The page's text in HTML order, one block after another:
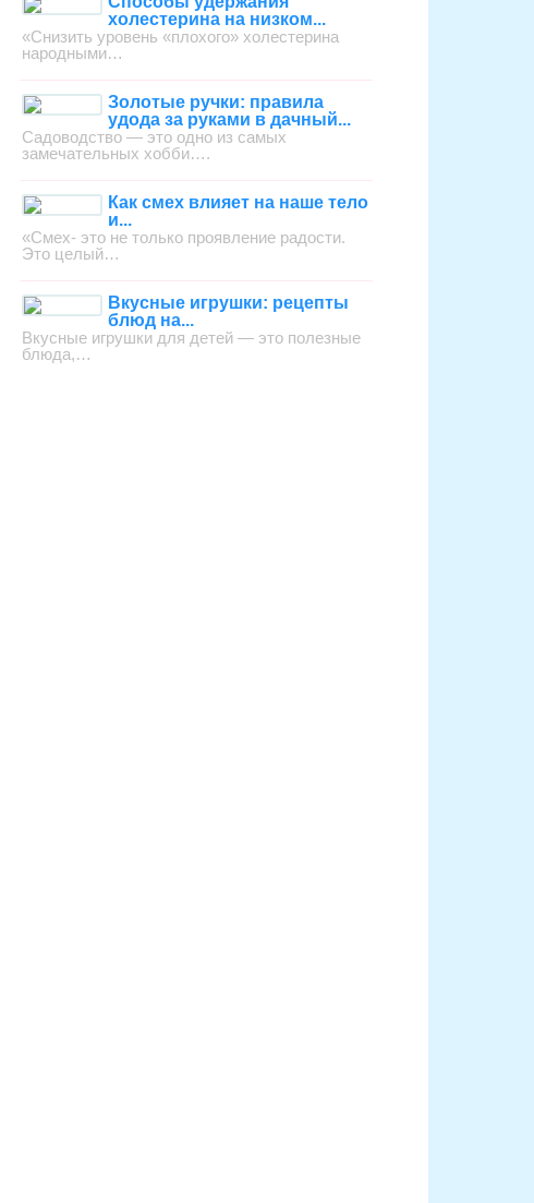
холестерина на низком...
«Снизить уровень «плохого» холестерина
народными…
Золотые ручки: правила
удода за руками в дачный...
Садоводство — это одно из самых
замечательных хобби….
Как смех влияет на наше тело
и...
«Смех- это не только проявление радости.
Это целый…
Вкусные игрушки: рецепты
блюд на...
Вкусные игрушки для детей — это полезные
блюда,…